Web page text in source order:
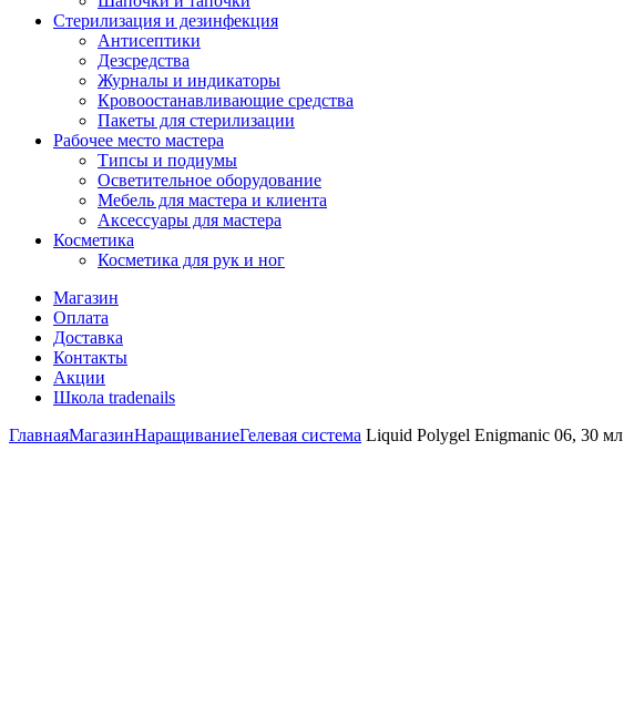
Стерилизация и дезинфекция
Антисептики
Дезсредства
Журналы и индикаторы
Кровоостанавливающие средства
Пакеты для стерилизации
Рабочее место мастера
Типсы и подиумы
Осветительное оборудование
Мебель для мастера и клиента
Аксессуары для мастера
Косметика
Косметика для рук и ног
Магазин
Оплата
Доставка
Контакты
Акции
Школа tradenails
ГлавнаяМагазинНаращиваниеГелевая система Liquid Polygel Enigmanic 06, 30 мл